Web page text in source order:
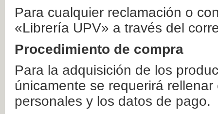
Para cualquier reclamación o
«Librería UPV» a través del
Procedimiento de compra
Para la adquisición de los
únicamente se requerirá
personales y los datos de pago.